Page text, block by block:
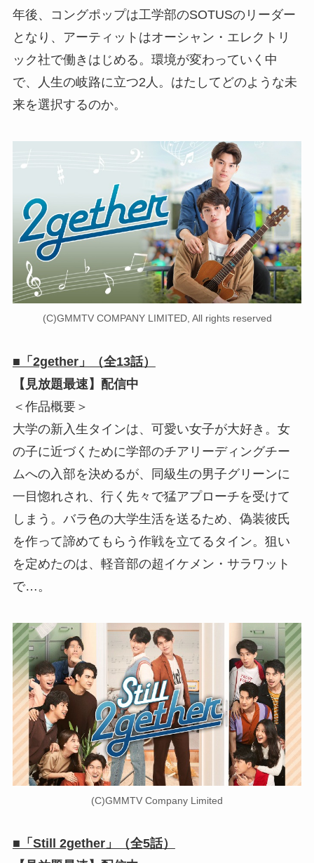
年後、コングポップは工学部のSOTUSのリーダー
となり、アーティットはオーシャン・エレクトリ
ック社で働きはじめる。環境が変わっていく中
で、人生の岐路に立つ2人。はたしてどのような未
来を選択するのか。
(C)GMMTV COMPANY LIMITED, All rights reserved
■「2gether」（全13話）
【見放題最速】配信中
＜作品概要＞
大学の新入生タインは、可愛い女子が大好き。女
の子に近づくために学部のチアリーディングチー
ムへの入部を決めるが、同級生の男子グリーンに
一目惚れされ、行く先々で猛アプローチを受けて
しまう。バラ色の大学生活を送るため、偽装彼氏
を作って諦めてもらう作戦を立てるタイン。狙い
を定めたのは、軽音部の超イケメン・サラワット
で…。
(C)GMMTV Company Limited
■「Still 2gether」（全5話）